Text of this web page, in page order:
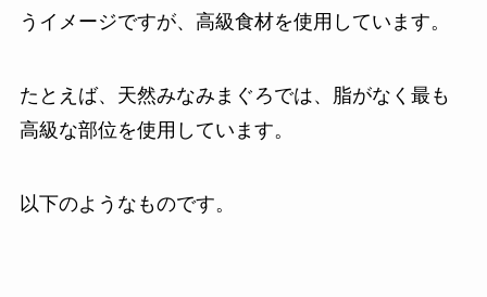
うイメージですが、高級食材を使用しています。
たとえば、天然みなみまぐろでは、脂がなく最も
高級な部位を使用しています。
以下のようなものです。